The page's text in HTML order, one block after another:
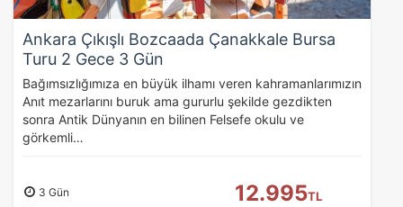
Ankara Çıkışlı Bozcaada Çanakkale Bursa
Turu 2 Gece 3 Gün
Bağımsızlığımıza en büyük ilhamı veren kahramanlarımızın
Anıt mezarlarını buruk ama gururlu şekilde gezdikten
sonra Antik Dünyanın en bilinen Felsefe okulu ve
görkemli…
3 Gün
12.995TL